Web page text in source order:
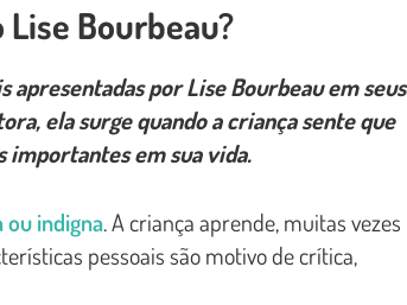
Bourbeau?
por Lise Bourbeau em seus
ela surge quando a criança sente que
importantes em sua vida.
ou indigna. A criança aprende, muitas vezes
pessoais são motivo de crítica,